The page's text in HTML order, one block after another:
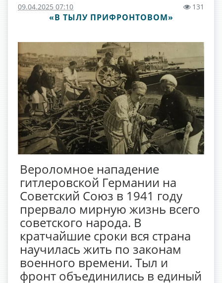
09.04.2025 07:10 131
«В ТЫЛУ ПРИФРОНТОВОМ»
Вероломное нападение
гитлеровской Германии на
Советский Союз в 1941 году
прервало мирную жизнь всего
советского народа. В
кратчайшие сроки вся страна
научилась жить по законам
военного времени. Тыл и
фронт объединились в единый